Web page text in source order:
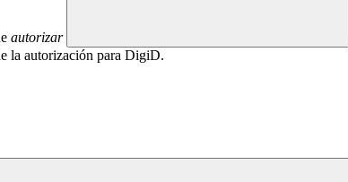
autorizar
la autorización para DigiD.